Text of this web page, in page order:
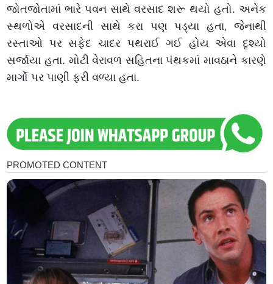
જોતજોતામાં ભારે પવન સાથે વરસાદ શરૂ થયો હતો. અનેક
સ્થળોએ વરસાદની સાથે કરા પણ પડ્યા હતા, જેનાથી
રસ્તાઓ પર સફેદ ચાદર પથરાઈ ગઈ હોય એવા દૃશ્યો
સર્જાયા હતા. મોટી વેરાવળ સહિતના પંથકમાં માવઠાને કારણે
માર્ગો પર પાણી ફરી વળ્યા હતા.